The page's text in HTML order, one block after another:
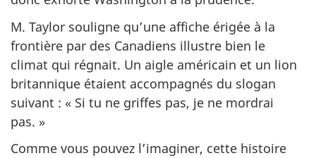
M. Taylor souligne qu’une affiche érigée à la
frontière par des Canadiens illustre bien le
climat qui régnait. Un aigle américain et un lion
britannique étaient accompagnés du slogan
suivant : « Si tu ne griffes pas, je ne mordrai
pas. »
Comme vous pouvez l’imaginer, cette histoire